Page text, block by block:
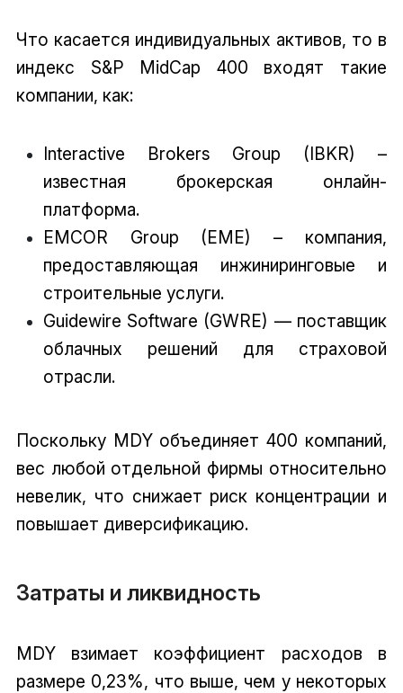
Что касается индивидуальных активов, то в
индекс S&P MidCap 400 входят такие
компании, как:
Interactive Brokers Group (IBKR) –
известная брокерская онлайн-
платформа.
EMCOR Group (EME) – компания,
предоставляющая инжиниринговые и
строительные услуги.
Guidewire Software (GWRE) — поставщик
облачных решений для страховой
отрасли.
Поскольку MDY объединяет 400 компаний,
вес любой отдельной фирмы относительно
невелик, что снижает риск концентрации и
повышает диверсификацию.
Затраты и ликвидность
MDY взимает коэффициент расходов в
размере 0,23%, что выше, чем у некоторых